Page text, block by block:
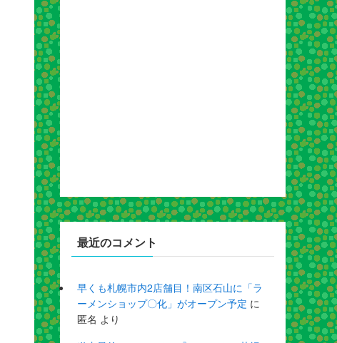
最近のコメント
早くも札幌市内2店舗目！南区石山に「ラ
ーメンショップ〇化」がオープン予定 に
匿名 より